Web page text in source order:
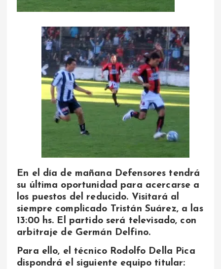
En el día de mañana Defensores tendrá
su última oportunidad para acercarse a
los puestos del reducido. Visitará al
siempre complicado Tristán Suárez, a las
13:00 hs. El partido será televisado, con
arbitraje de Germán Delfino.
Para ello, el técnico Rodolfo Della Pica
dispondrá el siguiente equipo titular: